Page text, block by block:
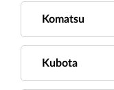
Komatsu
Kubota